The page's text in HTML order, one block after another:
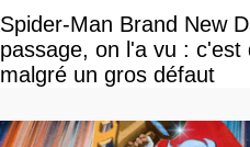
Spider-Man Brand New
passage, on l'a vu : c'est
malgré un gros défaut